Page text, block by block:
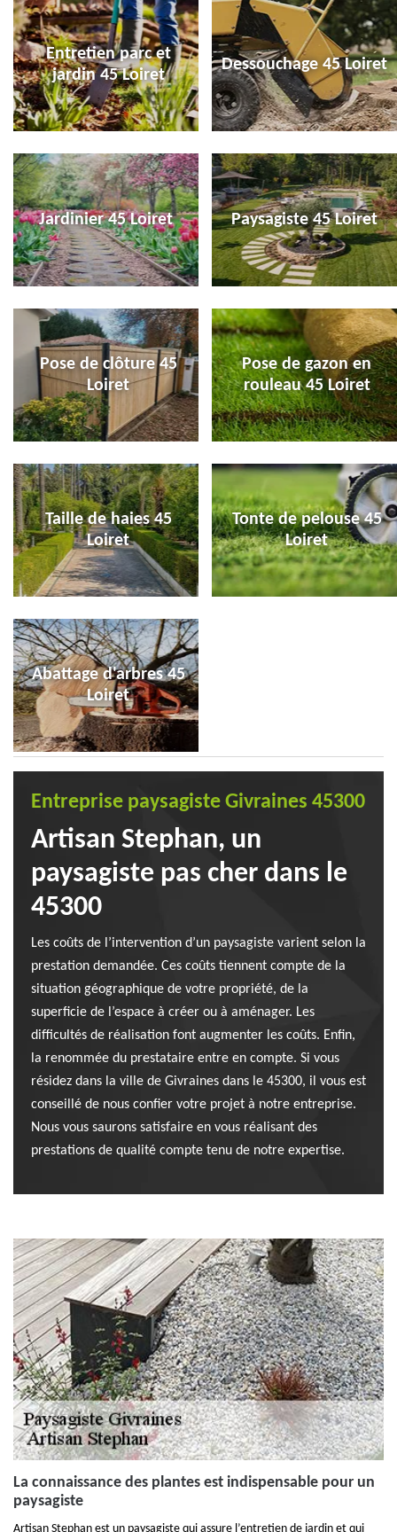
Entretien parc et
jardin 45 Loiret
Dessouchage 45 Loiret
Jardinier 45 Loiret Paysagiste 45 Loiret
Pose de clôture 45
Loiret
Pose de gazon en
rouleau 45 Loiret
Taille de haies 45
Loiret
Tonte de pelouse 45
Loiret
Abattage d'arbres 45
Loiret
Entreprise paysagiste Givraines 45300
Artisan Stephan, un
paysagiste pas cher dans le
45300
Les coûts de l’intervention d’un paysagiste varient selon la
prestation demandée. Ces coûts tiennent compte de la
situation géographique de votre propriété, de la
superficie de l’espace à créer ou à aménager. Les
difficultés de réalisation font augmenter les coûts. Enfin,
la renommée du prestataire entre en compte. Si vous
résidez dans la ville de Givraines dans le 45300, il vous est
conseillé de nous confier votre projet à notre entreprise.
Nous vous saurons satisfaire en vous réalisant des
prestations de qualité compte tenu de notre expertise.
La connaissance des plantes est indispensable pour un
paysagiste
Artisan Stephan est un paysagiste qui assure l’entretien de jardin et qui